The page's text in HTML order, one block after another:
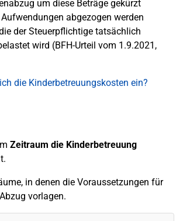
um diese Beträge gekürzt
abgezogen werden
der Steuerpflichtige tatsächlich
wird (BFH-Urteil vom 1.9.2021,
die Kinderbetreuungskosten ein?
Zeitraum die Kinderbetreuung
in denen die Voraussetzungen für
vorlagen.